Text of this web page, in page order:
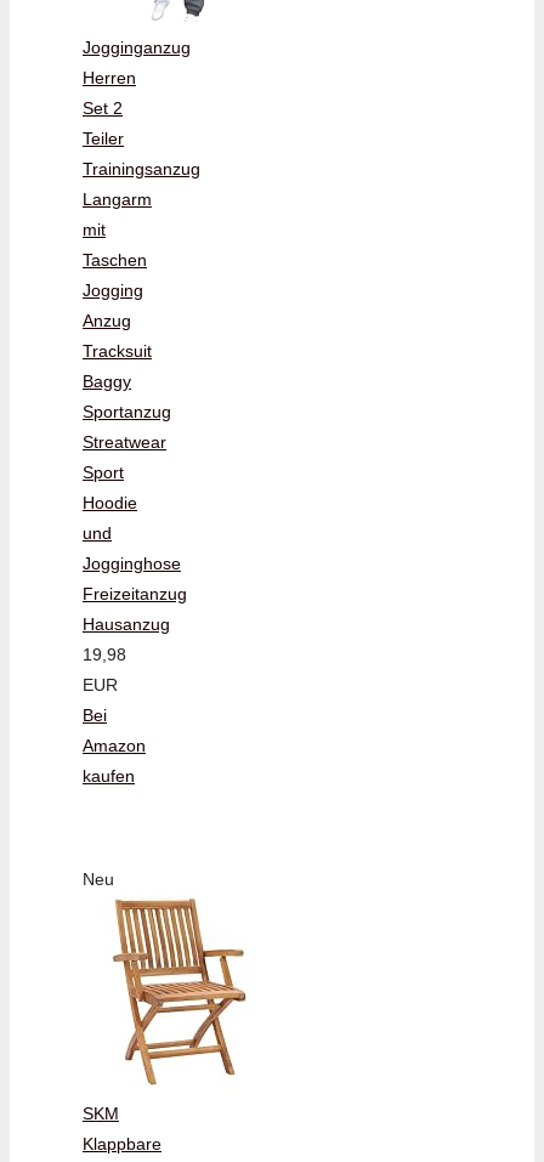
Jogginganzug
Herren
Set 2
Teiler
Trainingsanzug
Langarm
mit
Taschen
Jogging
Anzug
Tracksuit
Baggy
Sportanzug
Streatwear
Sport
Hoodie
und
Jogginghose
Freizeitanzug
Hausanzug
19,98
EUR
Bei
Amazon
kaufen
Neu
SKM
Klappbare